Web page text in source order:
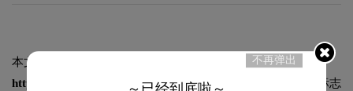
本文标题和链接
https://logo9.net/works/8760.html 转载时请注明出处为诗宸标志
不再弹出